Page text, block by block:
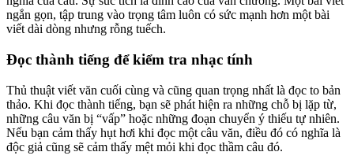
ngắn gọn, tập trung vào trọng tâm luôn có sức mạnh hơn một bài
viết dài dòng nhưng rỗng tuếch.
Đọc thành tiếng để kiểm tra nhạc tính
Thủ thuật viết văn cuối cùng và cũng quan trọng nhất là đọc to bản
thảo. Khi đọc thành tiếng, bạn sẽ phát hiện ra những chỗ bị lặp từ,
những câu văn bị “vấp” hoặc những đoạn chuyển ý thiếu tự nhiên.
Nếu bạn cảm thấy hụt hơi khi đọc một câu văn, điều đó có nghĩa là
độc giả cũng sẽ cảm thấy mệt mỏi khi đọc thầm câu đó.